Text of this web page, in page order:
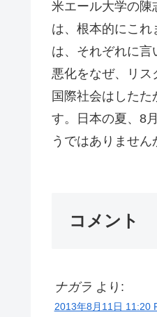
米エール大学の陳
は、根本的にこ
は、それぞれに
悪化をなぜ、リス
国際社会はした
す。日本の夏、8
うではありませ
コメント
ナガラ より:
2013年8月11日 11:20